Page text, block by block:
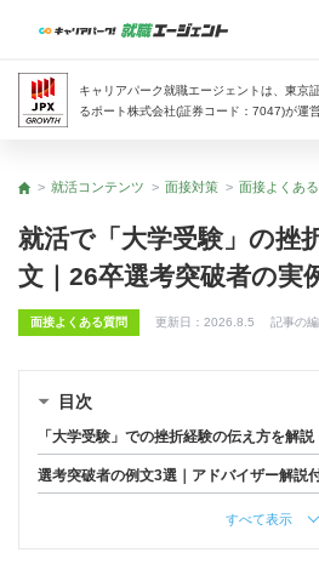
キャリアパーク就職エージェントは、東京
るポート株式会社(証券コード：7047)が運
トップ
就活コンテンツ 面接対策 面接よくあ
就活で「大学受験」の挫
文｜26卒選考突破者の実
面接よくある質問 更新日： 2026.8.5 記事の
目次
「大学受験」での挫折経験の伝え方を解説
選考突破者の例文3選｜アドバイザー解説
すべて表示